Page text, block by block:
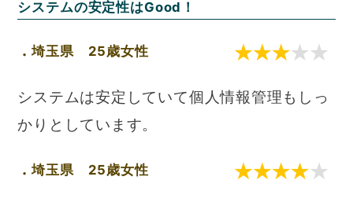
システムの安定性はGood！
埼玉県 25歳女性
システムは安定していて個人情報管理もしっ
かりとしています。
埼玉県 25歳女性